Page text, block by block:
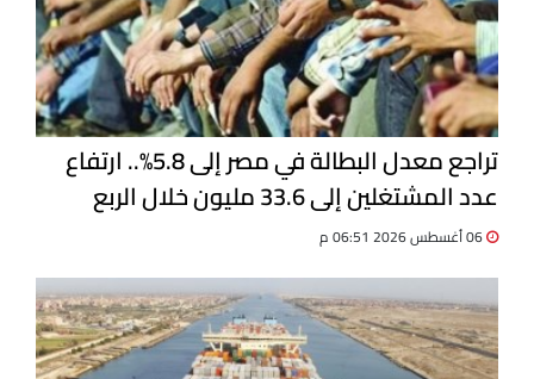
تراجع معدل البطالة في مصر إلى 5.8%.. ارتفاع
عدد المشتغلين إلى 33.6 مليون خلال الربع
الثاني 2026